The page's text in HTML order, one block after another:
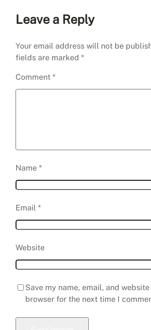
Leave a Reply
Your email address will not be
fields are marked *
Comment *
Name *
Email *
Website
Save my name, email, and
browser for the next time I